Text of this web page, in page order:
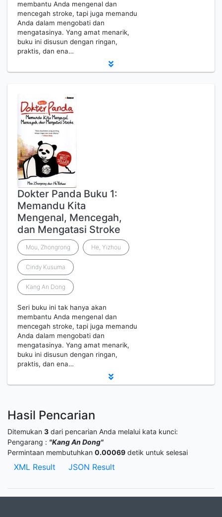
membantu Anda mengenal dan
mencegah stroke, tapi juga memandu
Anda dalam mengobati dan
mengatasinya. Yang amat menarik,
buku ini disusun dengan ringan,
praktis, dan ena…
Dokter Panda Buku 1:
Memandu Kita
Mengenal, Mencegah,
dan Mengatasi Stroke
Mou, Zhongrong He, Yizhou
Cindy Kusuma
Kang An Dong
Seri buku ini tak hanya akan
membantu Anda mengenal dan
mencegah stroke, tapi juga memandu
Anda dalam mengobati dan
mengatasinya. Yang amat menarik,
buku ini disusun dengan ringan,
praktis, dan ena…
Hasil Pencarian
Ditemukan 3 dari pencarian Anda melalui kata kunci:
Pengarang : "Kang An Dong"
Permintaan membutuhkan 0.00069 detik untuk selesai
XML Result JSON Result